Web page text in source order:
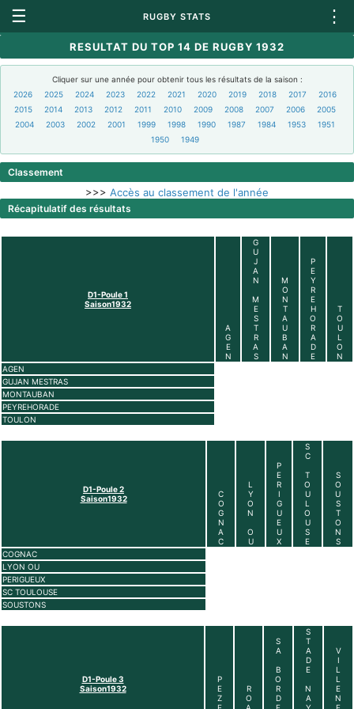
☰ RUGBY STATS ⋮
RESULTAT DU TOP 14 DE RUGBY 1932
Cliquer sur une année pour obtenir tous les résultats de la saison :
2026
2025 2024 2023 2022 2021 2020 2019 2018 2017
2016
2015
2014 2013 2012 2011 2010 2009 2008 2007 2006
2005
2004
2003 2002 2001 1999 1998 1990 1987 1984 1953
1951
1950
1949
Classement
>>> Accès au classement de l'année
Récapitulatif des résultats
D1-Poule 1
Saison1932
A
G
E
N
G
U
J
A
N
M
E
S
T
R
A
S
M
O
N
T
A
U
B
A
N
P
E
Y
R
E
H
O
R
A
D
E
T
O
U
L
O
N
AGEN
GUJAN MESTRAS
MONTAUBAN
PEYREHORADE
TOULON
D1-Poule 2
Saison1932
C
O
G
N
A
C
L
Y
O
N
O
U
P
E
R
I
G
U
E
U
X
S
C
T
O
U
L
O
U
S
E
S
O
U
S
T
O
N
S
COGNAC
LYON OU
PERIGUEUX
SC TOULOUSE
SOUSTONS
D1-Poule 3
Saison1932
P
E
Z
R
O
S
A
B
O
R
D
S
T
A
D
E
N
A
V
I
L
L
E
N